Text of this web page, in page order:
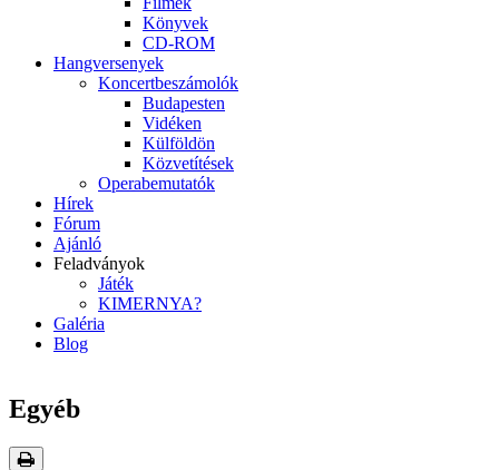
Könyvek
CD-ROM
Hangversenyek
Koncertbeszámolók
Budapesten
Vidéken
Külföldön
Közvetítések
Operabemutatók
Hírek
Fórum
Ajánló
Feladványok
Játék
KIMERNYA?
Galéria
Blog
Egyéb